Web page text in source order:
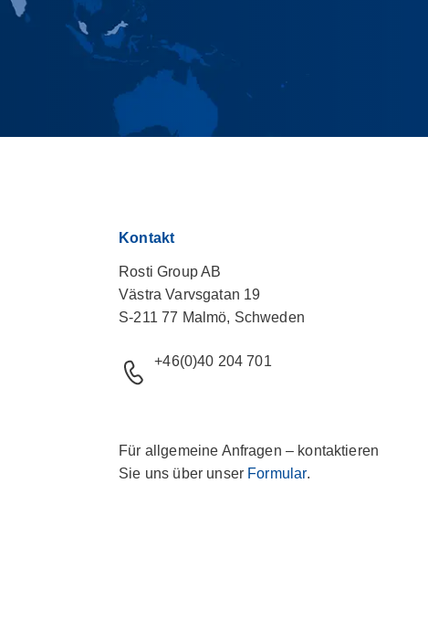
Kontakt
Rosti Group AB
Västra Varvsgatan 19
S-211 77 Malmö, Schweden
+46(0)40 204 701
Für allgemeine Anfragen – kontaktieren
Sie uns über unser Formular.